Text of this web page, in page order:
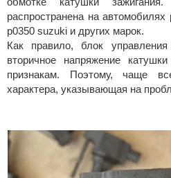
распространена на
p0350 suzuki и других марок.
Как правило, блок управления
вторичное напряжение
признакам. Поэтому, чаще
характера, указывающая на